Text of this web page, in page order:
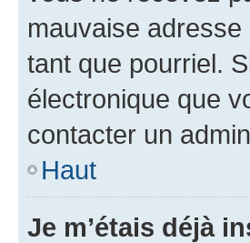
mauvaise
tant que pourriel.
électronique que
contacter un
Haut
Je m’étais déjà